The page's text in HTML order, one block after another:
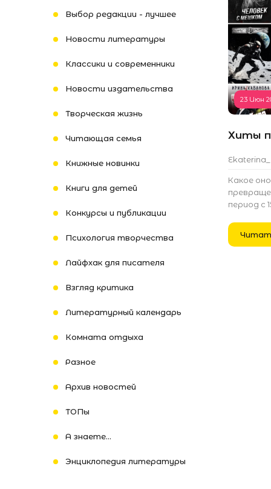
23 Июн
Хиты
Какое
период с
Выбор редакции - лучшее
Новости литературы
Классики и современники
Новости издательства
Творческая жизнь
Читающая семья
Книжные новинки
Книги для детей
Конкурсы и публикации
Психология творчества
Лайфхак для писателя
Взгляд критика
Литературный календарь
Комната отдыха
Разное
Архив новостей
ТОПы
А знаете...
Энциклопедия литературы